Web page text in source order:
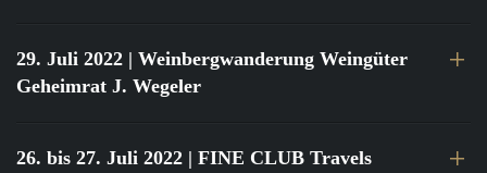
29. Juli 2022 | Weinbergwanderung Weingüter
Geheimrat J. Wegeler
26. bis 27. Juli 2022 | FINE CLUB Travels